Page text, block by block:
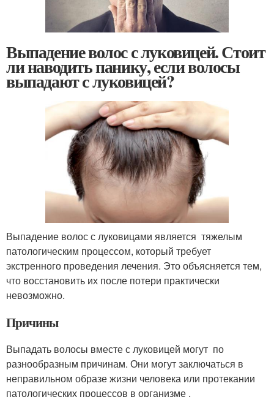
Выпадение волос с луковицей. Стоит
ли наводить панику, если волосы
выпадают с луковицей?
Выпадение волос с луковицами является тяжелым
патологическим процессом, который требует
экстренного проведения лечения. Это объясняется тем,
что восстановить их после потери практически
невозможно.
Причины
Выпадать волосы вместе с луковицей могут по
разнообразным причинам. Они могут заключаться в
неправильном образе жизни человека или протекании
патологических процессов в организме .